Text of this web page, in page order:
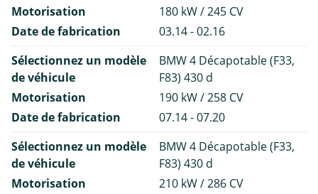
Motorisation
180 kW / 245 CV
Date de fabrication
03.14 - 02.16
Sélectionnez un modèle
de véhicule
BMW 4 Décapotable (F33,
F83) 430 d
Motorisation
190 kW / 258 CV
Date de fabrication
07.14 - 07.20
Sélectionnez un modèle
de véhicule
BMW 4 Décapotable (F33,
F83) 430 d
Motorisation
210 kW / 286 CV